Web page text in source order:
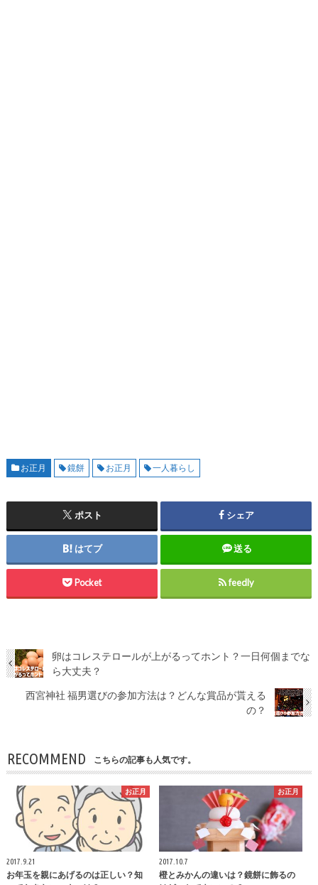
お正月 鏡餅 お正月 一人暮らし
ポスト シェア
はてブ 送る
Pocket feedly
卵はコレステロールが上がるってホント？一日何個までな
ら大丈夫？
西宮神社 福男選びの参加方法は？どんな賞品が貰える
の？
RECOMMEND こちらの記事も人気です。
お正月
2017.9.21
お年玉を親にあげるのは正しい？知
お正月
2017.10.7
橙とみかんの違いは？鏡餅に飾るの